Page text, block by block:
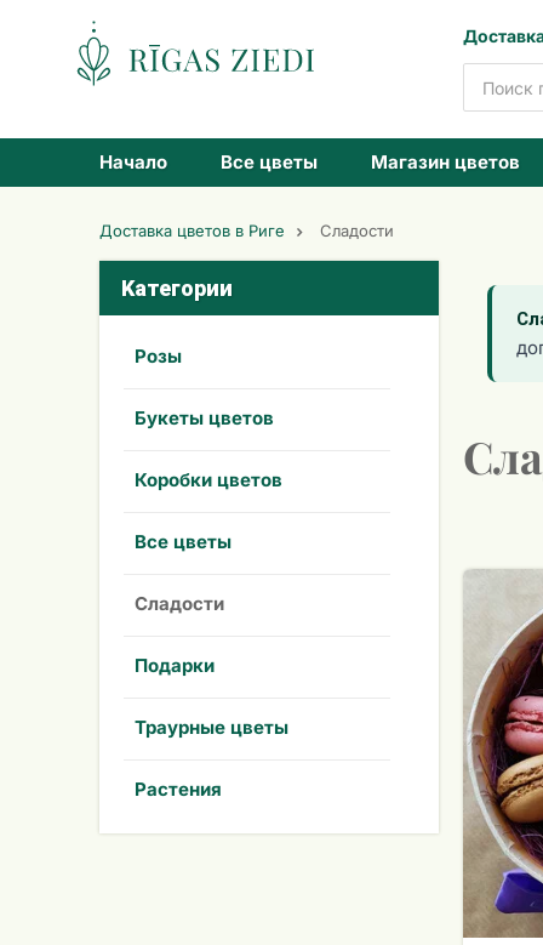
Доставка
цветов
Начало Все цветы Магазин цветов
Доставка цветов в Риге Сладости
Kатегории
Розы
Букеты цветов
Коробки цветов
Все цветы
Сладости
Подарки
Траурные цветы
Растения
Macarons
коробке